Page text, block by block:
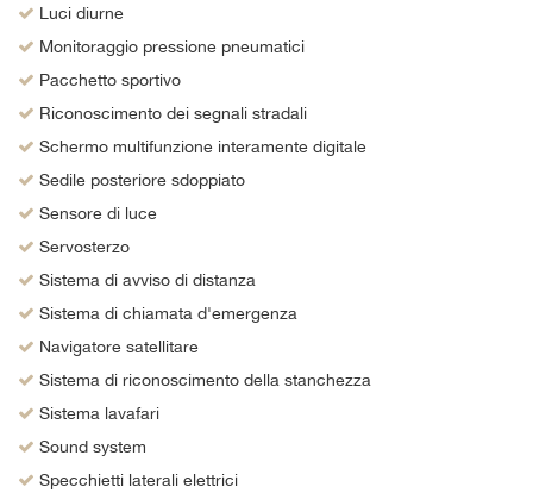
Luci diurne
Monitoraggio pressione pneumatici
Pacchetto sportivo
Riconoscimento dei segnali stradali
Schermo multifunzione interamente digitale
Sedile posteriore sdoppiato
Sensore di luce
Servosterzo
Sistema di avviso di distanza
Sistema di chiamata d'emergenza
Navigatore satellitare
Sistema di riconoscimento della stanchezza
Sistema lavafari
Sound system
Specchietti laterali elettrici